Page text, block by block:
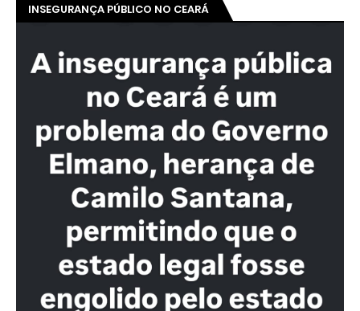
INSEGURANÇA PÚBLICO NO CEARÁ